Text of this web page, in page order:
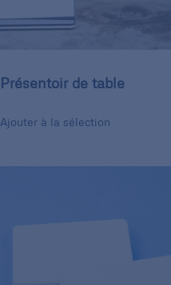
Présentoir de table
Ajouter à la sélection